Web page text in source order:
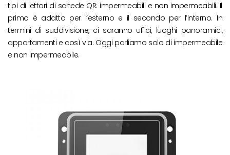
tipi di lettori di schede QR: impermeabili e non impermeabili. Il
primo è adatto per l’esterno e il secondo per l’interno. In
termini di suddivisione, ci saranno uffici, luoghi panoramici,
appartamenti e così via. Oggi parliamo solo di impermeabile
e non impermeabile.